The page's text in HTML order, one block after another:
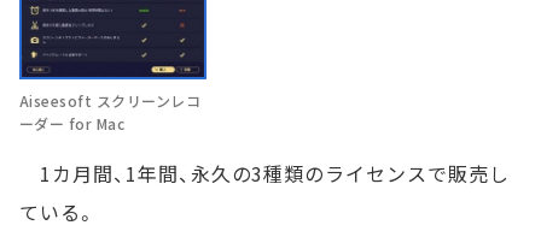
Aiseesoft スクリーンレコ
ーダー for Mac
1カ月間、1年間、永久の3種類のライセンスで販売し
ている。